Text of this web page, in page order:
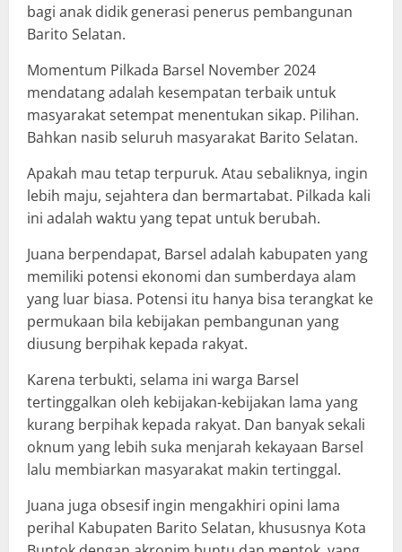
bagi anak didik generasi penerus pembangunan
Barito Selatan.
Momentum Pilkada Barsel November 2024
mendatang adalah kesempatan terbaik untuk
masyarakat setempat menentukan sikap. Pilihan.
Bahkan nasib seluruh masyarakat Barito Selatan.
Apakah mau tetap terpuruk. Atau sebaliknya, ingin
lebih maju, sejahtera dan bermartabat. Pilkada kali
ini adalah waktu yang tepat untuk berubah.
Juana berpendapat, Barsel adalah kabupaten yang
memiliki potensi ekonomi dan sumberdaya alam
yang luar biasa. Potensi itu hanya bisa terangkat ke
permukaan bila kebijakan pembangunan yang
diusung berpihak kepada rakyat.
Karena terbukti, selama ini warga Barsel
tertinggalkan oleh kebijakan-kebijakan lama yang
kurang berpihak kepada rakyat. Dan banyak sekali
oknum yang lebih suka menjarah kekayaan Barsel
lalu membiarkan masyarakat makin tertinggal.
Juana juga obsesif ingin mengakhiri opini lama
perihal Kabupaten Barito Selatan, khususnya Kota